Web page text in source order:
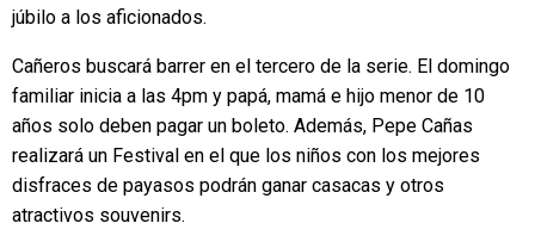
júbilo a los aficionados.
Cañeros buscará barrer en el tercero de la serie. El domingo
familiar inicia a las 4pm y papá, mamá e hijo menor de 10
años solo deben pagar un boleto. Además, Pepe Cañas
realizará un Festival en el que los niños con los mejores
disfraces de payasos podrán ganar casacas y otros
atractivos souvenirs.